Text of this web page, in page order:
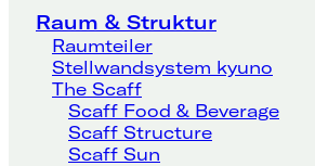
Raum & Struktur
Raumteiler
Stellwandsystem kyuno
The Scaff
Scaff Food & Beverage
Scaff Structure
Scaff Sun